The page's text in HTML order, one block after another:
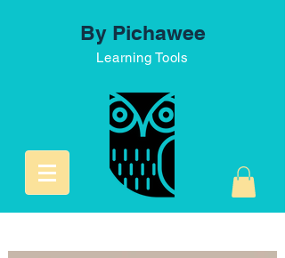
By Pichawee
Learning Tools